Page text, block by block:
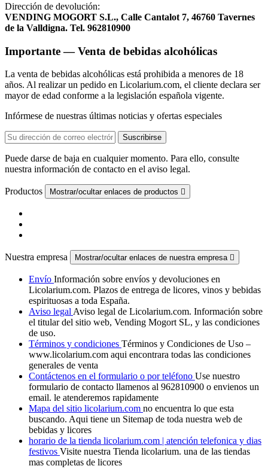
Dirección de devolución:
VENDING MOGORT S.L., Calle Cantalot 7, 46760 Tavernes
de la Valldigna. Tel. 962810900
Importante — Venta de bebidas alcohólicas
La venta de bebidas alcohólicas está prohibida a menores de 18
años. Al realizar un pedido en Licolarium.com, el cliente declara ser
mayor de edad conforme a la legislación española vigente.
Infórmese de nuestras últimas noticias y ofertas especiales
Puede darse de baja en cualquier momento. Para ello, consulte
nuestra información de contacto en el aviso legal.
Productos Mostrar/ocultar enlaces de productos 
Nuestra empresa Mostrar/ocultar enlaces de nuestra empresa 
Envío Información sobre envíos y devoluciones en
Licolarium.com. Plazos de entrega de licores, vinos y bebidas
espirituosas a toda España.
Aviso legal Aviso legal de Licolarium.com. Información sobre
el titular del sitio web, Vending Mogort SL, y las condiciones
de uso.
Términos y condiciones Términos y Condiciones de Uso –
www.licolarium.com aqui encontrara todas las condiciones
generales de venta
Contáctenos en el formulario o por teléfono Use nuestro
formulario de contacto llamenos al 962810900 o envienos un
email. le atenderemos rapidamente
Mapa del sitio licolarium.com no encuentra lo que esta
buscando. Aqui tiene un Sitemap de toda nuestra web de
bebidas y licores
horario de la tienda licolarium.com | atención telefonica y dias
festivos Visite nuestra Tienda licolarium. una de las tiendas
mas completas de licores